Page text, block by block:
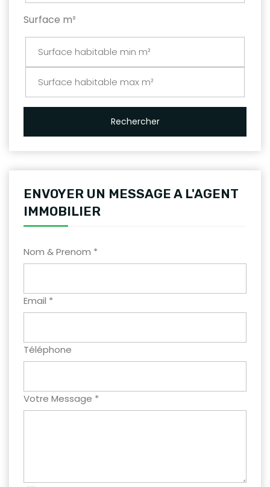
Surface m²
Rechercher
ENVOYER UN MESSAGE A L'AGENT
IMMOBILIER
Nom & Prenom *
Email *
Téléphone
Votre Message *